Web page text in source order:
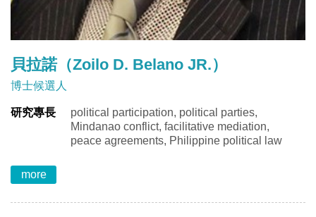
貝拉諾（Zoilo D. Belano JR.）
博士候選人
研究專長
political participation, political parties,
Mindanao conflict, facilitative mediation,
peace agreements, Philippine political law
more